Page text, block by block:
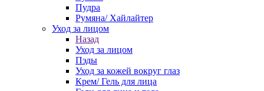
Пудра
Румяна/ Хайлайтер
Уход за лицом
Назад
Уход за лицом
Пэды
Уход за кожей вокруг глаз
Крем/ Гель для лица